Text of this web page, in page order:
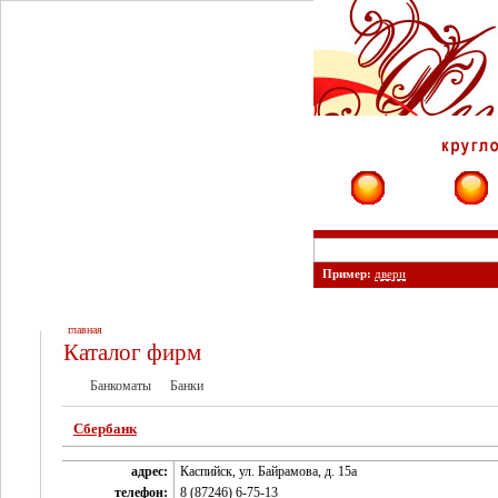
Пример: двери
главная
Каталог фирм
Банкоматы Банки
Сбербанк
адрес:
Каспийск, ул. Байрамова, д. 15а
телефон:
8 (87246) 6-75-13